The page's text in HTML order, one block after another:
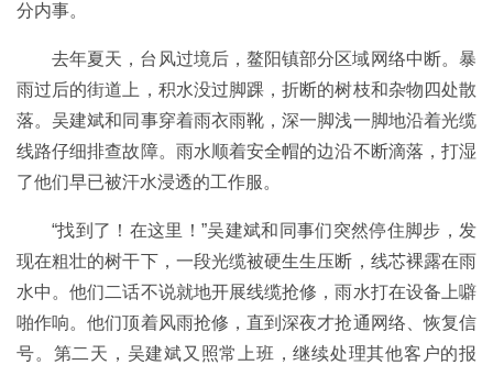
分内事。
去年夏天，台风过境后，鳌阳镇部分区域网络中断。暴
雨过后的街道上，积水没过脚踝，折断的树枝和杂物四处散
落。吴建斌和同事穿着雨衣雨靴，深一脚浅一脚地沿着光缆
线路仔细排查故障。雨水顺着安全帽的边沿不断滴落，打湿
了他们早已被汗水浸透的工作服。
“找到了！在这里！”吴建斌和同事们突然停住脚步，发
现在粗壮的树干下，一段光缆被硬生生压断，线芯裸露在雨
水中。他们二话不说就地开展线缆抢修，雨水打在设备上噼
啪作响。他们顶着风雨抢修，直到深夜才抢通网络、恢复信
号。第二天，吴建斌又照常上班，继续处理其他客户的报